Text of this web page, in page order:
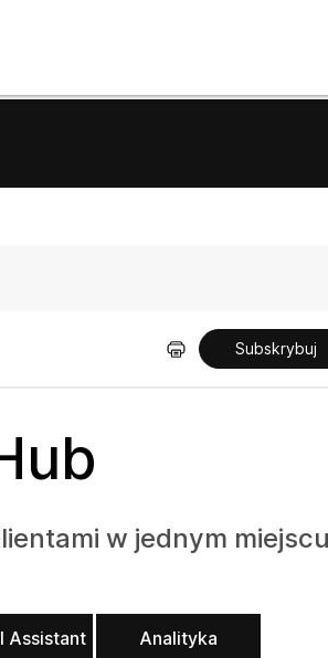
Subskrybuj
w jednym
Assistant Analityka